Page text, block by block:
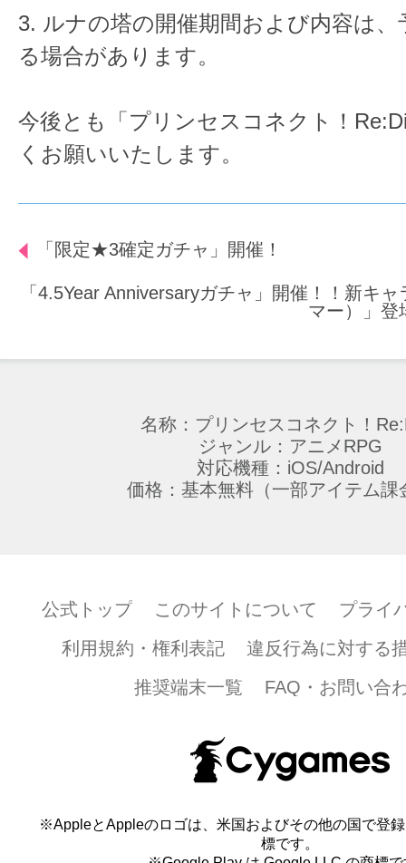
3. ルナの塔の開催期間および内容は、
る場合があります。
今後とも「プリンセスコネクト！
くお願いいたします。
「限定★3確定ガチャ」開催！
「4.5Year Anniversaryガチャ」開催！！新キ
マー）」登
名称：プリンセスコネクト！
ジャンル：アニメRPG
対応機種：iOS/Android
価格：基本無料（一部アイテム課
公式トップ このサイトについて
プライ
利用規約・権利表記
違反行為に対する
推奨端末一覧
FAQ・お問い合
※AppleとAppleのロゴは、米国およびその他の国で登
標です。